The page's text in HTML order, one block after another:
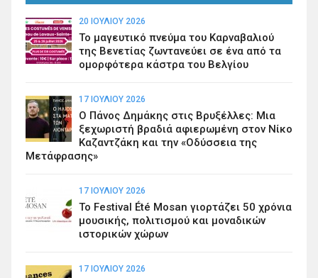
20 ΙΟΥΛΊΟΥ 2026
Το μαγευτικό πνεύμα του Καρναβαλιού
της Βενετίας ζωντανεύει σε ένα από τα
ομορφότερα κάστρα του Βελγίου
17 ΙΟΥΛΊΟΥ 2026
Ο Πάνος Δημάκης στις Βρυξέλλες: Μια
ξεχωριστή βραδιά αφιερωμένη στον Νίκο
Καζαντζάκη και την «Οδύσσεια της
Μετάφρασης»
17 ΙΟΥΛΊΟΥ 2026
Το Festival Été Mosan γιορτάζει 50 χρόνια
μουσικής, πολιτισμού και μοναδικών
ιστορικών χώρων
17 ΙΟΥΛΊΟΥ 2026